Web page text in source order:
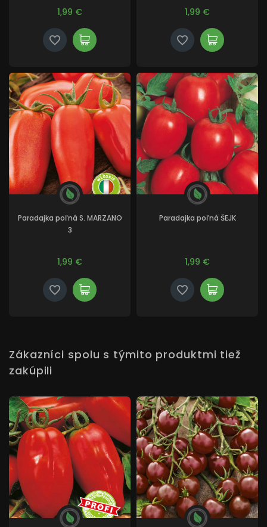
1,99 € 1,99 €
Paradajka poľná S. MARZANO
3
1,99 €
Paradajka poľná ŠEJK
1,99 €
Zákazníci spolu s týmito produktmi tiež
zakúpili